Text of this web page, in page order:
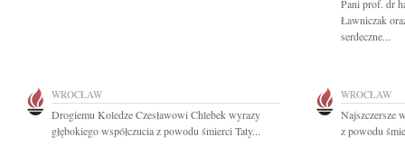
Pani prof. dr
Ławniczak
serdeczne...
WROCŁAW
Drogiemu Koledze Czesławowi Chlebek wyrazy
głębokiego współczucia z powodu śmierci Taty...
WROCŁAW
Najszczersze
z powodu